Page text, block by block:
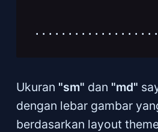
Ukuran "sm" dan "md"
dengan lebar gambar
berdasarkan layout